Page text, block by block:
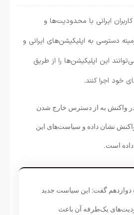
ایرانی با محدودیت‌ها و
دسترسی به اپلیکیشن‌های ایرانی و
این اپلیکیشن‌ها را از طریق
خود اجرا کنند.
واکنش به از دسترس خارج شدن
نشان داده و سیاست‌های این
داده است.
دوازدهم گفت: این سیاست جدید
یک‌طرفه آن باعث